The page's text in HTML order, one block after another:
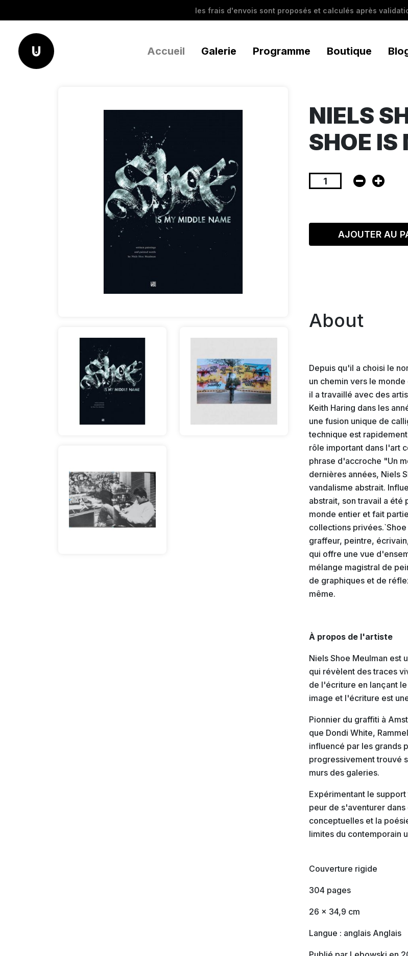
les frais d'envois sont proposés et calculés après
Accueil Galerie Programme Boutique
NIELS
SHOE
AJOUTER AU
About
Depuis qu'il a choisi le
un chemin vers le
il a travaillé avec des
Keith Haring dans les
une fusion unique de
technique est
rôle important dans l'art
phrase d'accroche "Un
dernières années, Niels
vandalisme abstrait.
abstrait, son travail a été
monde entier et fait
collections
graffeur, peintre,
qui offre une vue
mélange magistral de
de graphiques et de
même.
À propos de l'artiste
Niels Shoe Meulman est
qui révèlent des traces
de l'écriture en lançant
image et l'écriture est
Pionnier du graffiti à
que Dondi White,
influencé par les grands
progressivement trouvé
murs des galeries.
Expérimentant le
peur de s'aventurer
conceptuelles et la
limites du contemporain
Couverture rigide
304 pages
26 x 34,9 cm
Langue : anglais Anglais